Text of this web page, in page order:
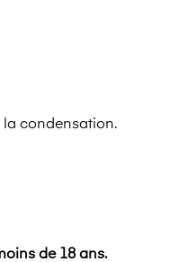
la condensation.
de 18 ans.